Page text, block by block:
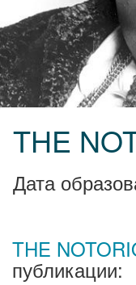
THE
Дата
THE
публикации: